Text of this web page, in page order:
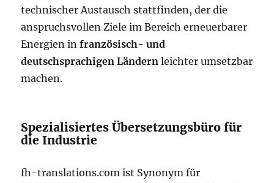
technischer Austausch stattfinden, der die
anspruchsvollen Ziele im Bereich erneuerbarer
Energien infranzösisch- und
deutschsprachigen Ländern leichter umsetzbar
machen.
Spezialisiertes Übersetzungsbüro für
die Industrie
fh-translations.com ist Synonym für